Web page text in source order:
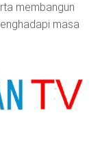
membangun
masa